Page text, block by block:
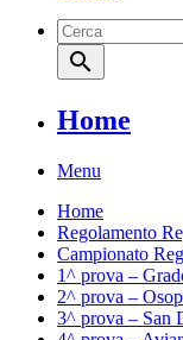
search
Home
Menu
Home
Regolamento
Campionato
1^ prova –
2^ prova –
3^ prova – San